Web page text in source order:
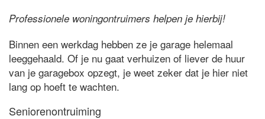
Professionele woningontruimers helpen je hierbij!
Binnen een werkdag hebben ze je garage helemaal
leeggehaald. Of je nu gaat verhuizen of liever de huur
van je garagebox opzegt, je weet zeker dat je hier niet
lang op hoeft te wachten.
Seniorenontruiming